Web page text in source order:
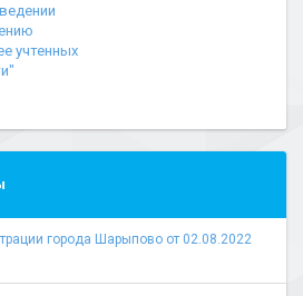
учтенных
города Шарыпово от 02.08.2022